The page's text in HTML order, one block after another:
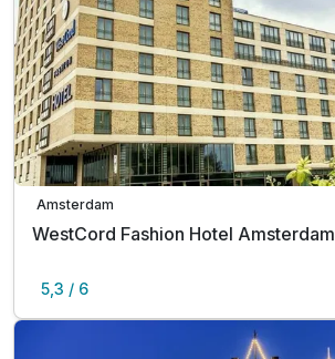
Amsterdam
WestCord Fashion Hotel Amsterdam
5,3 / 6